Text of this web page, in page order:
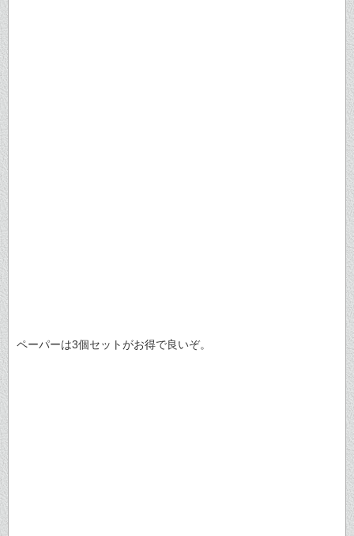
ペーパーは3個セットがお得で良いぞ。